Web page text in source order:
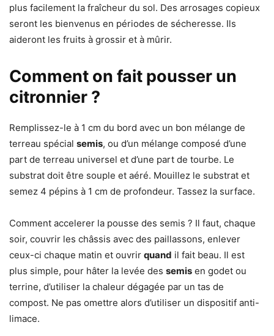
plus facilement la fraîcheur du sol. Des arrosages copieux
seront les bienvenus en périodes de sécheresse. Ils
aideront les fruits à grossir et à mûrir.
Comment on fait pousser un
citronnier ?
Remplissez-le à 1 cm du bord avec un bon mélange de
terreau spécial semis, ou d’un mélange composé d’une
part de terreau universel et d’une part de tourbe. Le
substrat doit être souple et aéré. Mouillez le substrat et
semez 4 pépins à 1 cm de profondeur. Tassez la surface.
Comment accelerer la pousse des semis ? Il faut, chaque
soir, couvrir les châssis avec des paillassons, enlever
ceux-ci chaque matin et ouvrir quand il fait beau. Il est
plus simple, pour hâter la levée des semis en godet ou
terrine, d’utiliser la chaleur dégagée par un tas de
compost. Ne pas omettre alors d’utiliser un dispositif anti-
limace.